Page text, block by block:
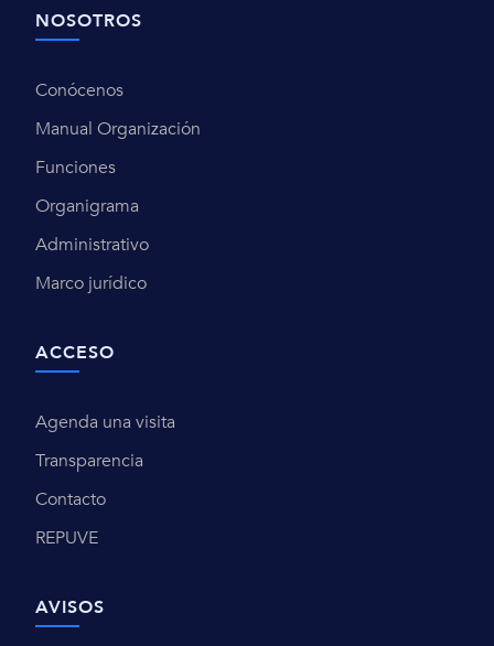
NOSOTROS
Conócenos
Manual Organización
Funciones
Organigrama
Administrativo
Marco jurídico
ACCESO
Agenda una visita
Transparencia
Contacto
REPUVE
AVISOS